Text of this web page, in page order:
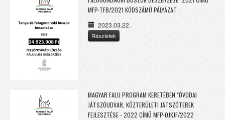
MFP-TFB/2021 KÓDSZÁMÚ PÁLYÁZAT
2023.03.22.
Részletek
MAGYAR FALU PROGRAM KERETÉBEN "ÓVODAI
JÁTSZÓUDVAR, KÖZTERÜLETI JÁTSZÓTEREK
FEJLESZTÉSE - 2022 CÍMŰ MFP-OJKJF/2022